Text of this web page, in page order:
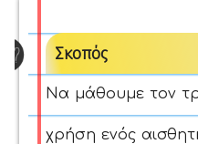
Σκοπός
Να μάθουμε τον
χρήση ενός